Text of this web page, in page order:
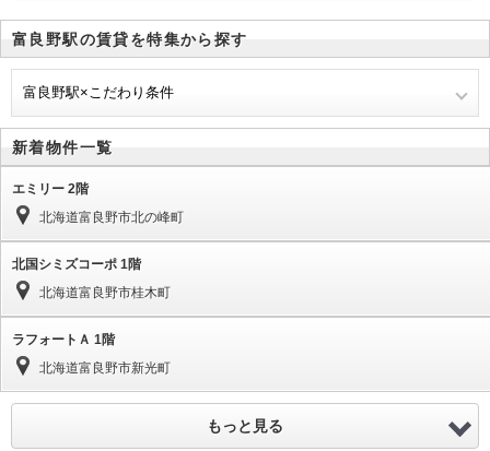
富良野駅の賃貸を特集から探す
富良野駅×こだわり条件
新着物件一覧
エミリー 2階
北海道富良野市北の峰町
北国シミズコーポ 1階
北海道富良野市桂木町
ラフォートＡ 1階
北海道富良野市新光町
もっと見る